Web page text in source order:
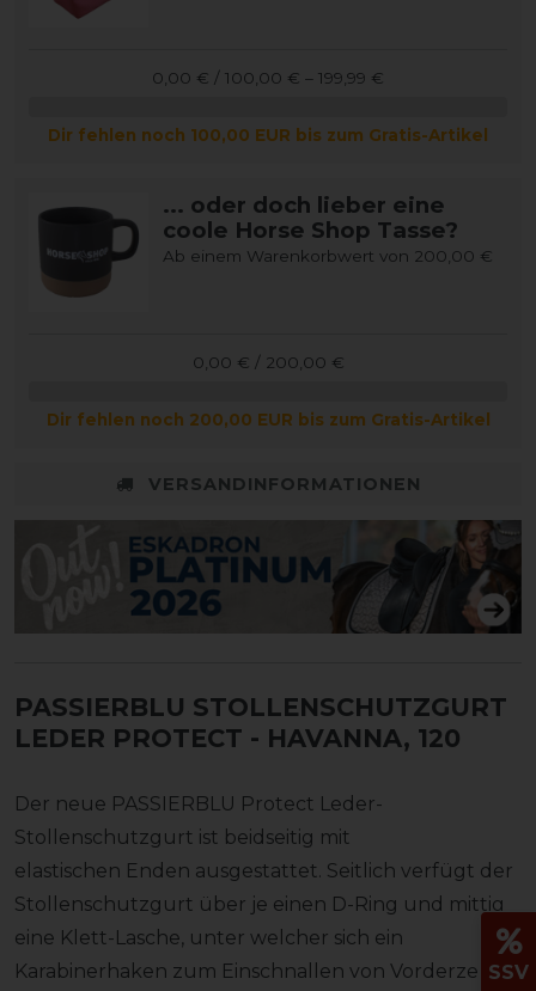
0,00 € / 100,00 € – 199,99 €
Dir fehlen noch 100,00 EUR bis zum Gratis-Artikel
... oder doch lieber eine
coole Horse Shop Tasse?
Ab einem Warenkorbwert von 200,00 €
0,00 € / 200,00 €
Dir fehlen noch 200,00 EUR bis zum Gratis-Artikel
VERSANDINFORMATIONEN
PASSIERBLU STOLLENSCHUTZGURT
LEDER PROTECT - HAVANNA, 120
Der neue PASSIERBLU Protect Leder-
Stollenschutzgurt ist beidseitig mit
elastischen Enden ausgestattet. Seitlich verfügt der
Stollenschutzgurt über je einen D-Ring und mittig
eine Klett-Lasche, unter welcher sich ein
Karabinerhaken zum Einschnallen von VorderzeugSSV